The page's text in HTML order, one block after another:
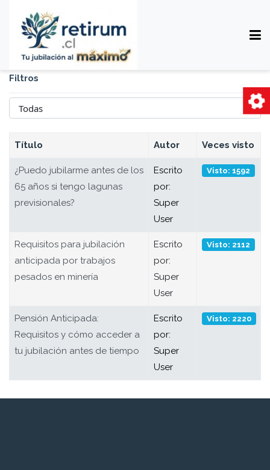
Filtros
Cantidad
Título Autor Veces visto
¿Puedo jubilarme antes de los
65 años si tengo lagunas
previsionales?
Escrito
por:
Super
User
Visto: 1592
Requisitos para jubilación
anticipada por trabajos
pesados en minería
Escrito
por:
Super
User
Visto: 2112
Pensión Anticipada:
Requisitos y cómo acceder a
tu jubilación antes de tiempo
Escrito
por:
Super
User
Visto: 2220